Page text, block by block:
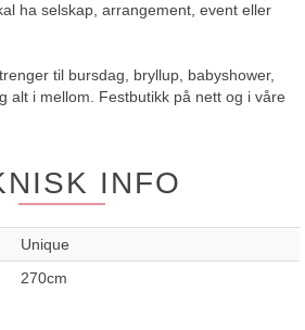
ha selskap, arrangement, event eller
til bursdag, bryllup, babyshower,
alt i mellom. Festbutikk på nett og i våre
INFO
Unique
270cm